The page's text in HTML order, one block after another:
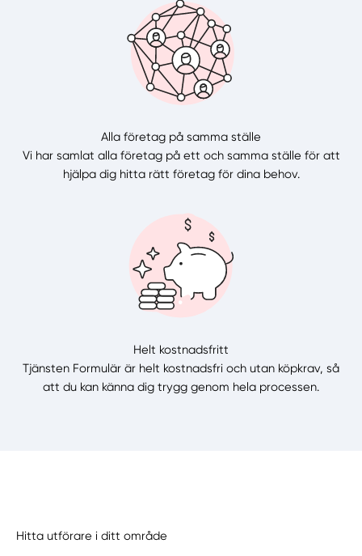
Alla företag på samma ställe
Vi har samlat alla företag på ett och samma ställe för att
hjälpa dig hitta rätt företag för dina behov.
Helt kostnadsfritt
Tjänsten Formulär är helt kostnadsfri och utan köpkrav, så
att du kan känna dig trygg genom hela processen.
Hitta utförare i ditt område